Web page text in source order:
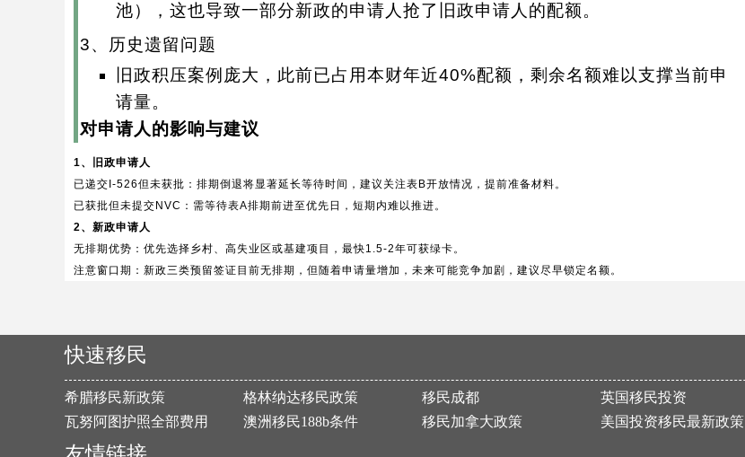
池），这也导致一部分新政的申请人抢了旧政申请人的配额。
3、历史遗留问题
旧政积压案例庞大，此前已占用本财年近40%配额，剩余名额难以支撑当前申
请量。
对申请人的影响与建议
1、旧政申请人
已递交I-526但未获批：排期倒退将显著延长等待时间，建议关注表B开放情况，提前准备材料。
已获批但未提交NVC：需等待表A排期前进至优先日，短期内难以推进。
2、新政申请人
无排期优势：优先选择乡村、高失业区或基建项目，最快1.5-2年可获绿卡。
注意窗口期：新政三类预留签证目前无排期，但随着申请量增加，未来可能竞争加剧，建议尽早锁定名额。
快速移民
希腊移民新政策 格林纳达移民政策 移民成都 英国移民投资
瓦努阿图护照全部费用
澳洲移民188b条件 移民加拿大政策 美国投资移民最新政策